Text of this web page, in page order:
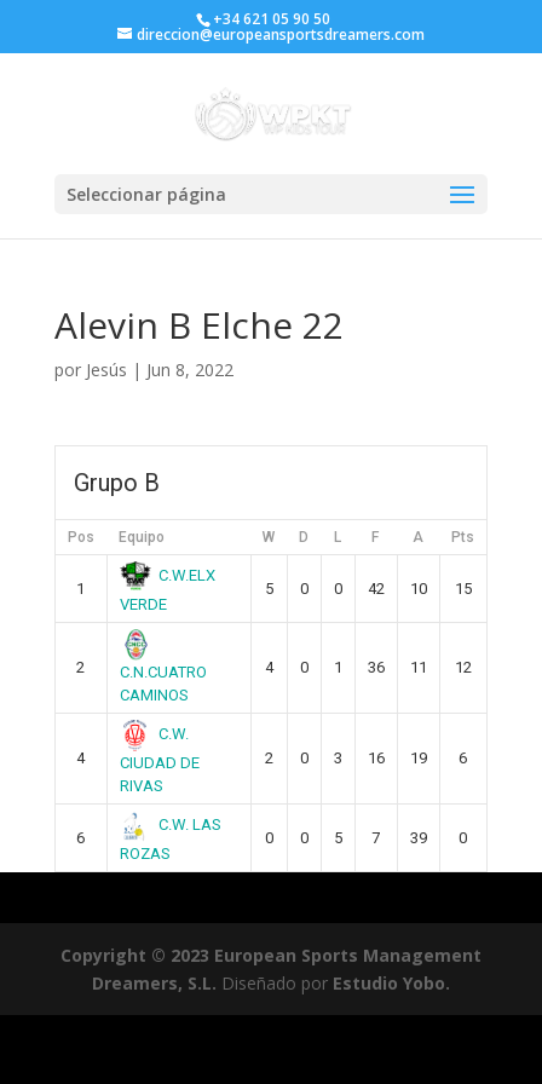
+34 621 05 90 50
direccion@europeansportsdreamers.com
Seleccionar página
Alevin B Elche 22
por Jesús | Jun 8, 2022
Grupo B
Pos Equipo W D L F A Pts
1
C.W.ELX
VERDE
5 0 0 42 10 15
2
C.N.CUATRO
CAMINOS
4 0 1 36 11 12
4
C.W.
CIUDAD DE
RIVAS
2 0 3 16 19 6
6
C.W. LAS
ROZAS
0 0 5 7 39 0
Copyright © 2023 European Sports Management
Dreamers, S.L. Diseñado por Estudio Yobo.